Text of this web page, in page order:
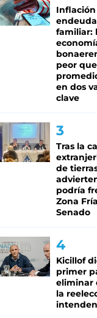
Inflación
familiar:
peor
en dos
clave
Tras la
de
podría
Zona
Senado
Kicillof
primer
eliminar
la